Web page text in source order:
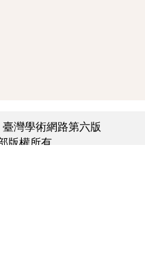
臺灣學術網路第六版
版權所有